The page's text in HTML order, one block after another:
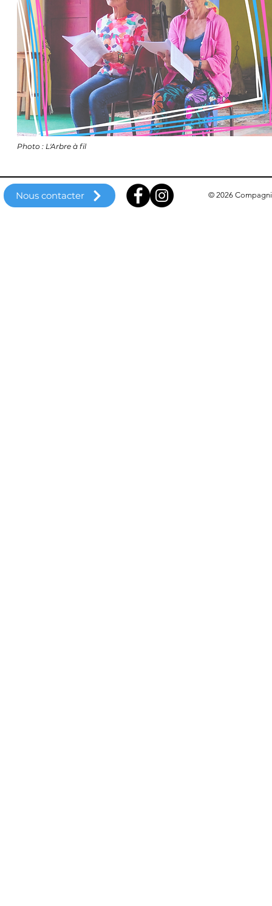
Photo : L'Arbre à fil
Nous contacter © 2026